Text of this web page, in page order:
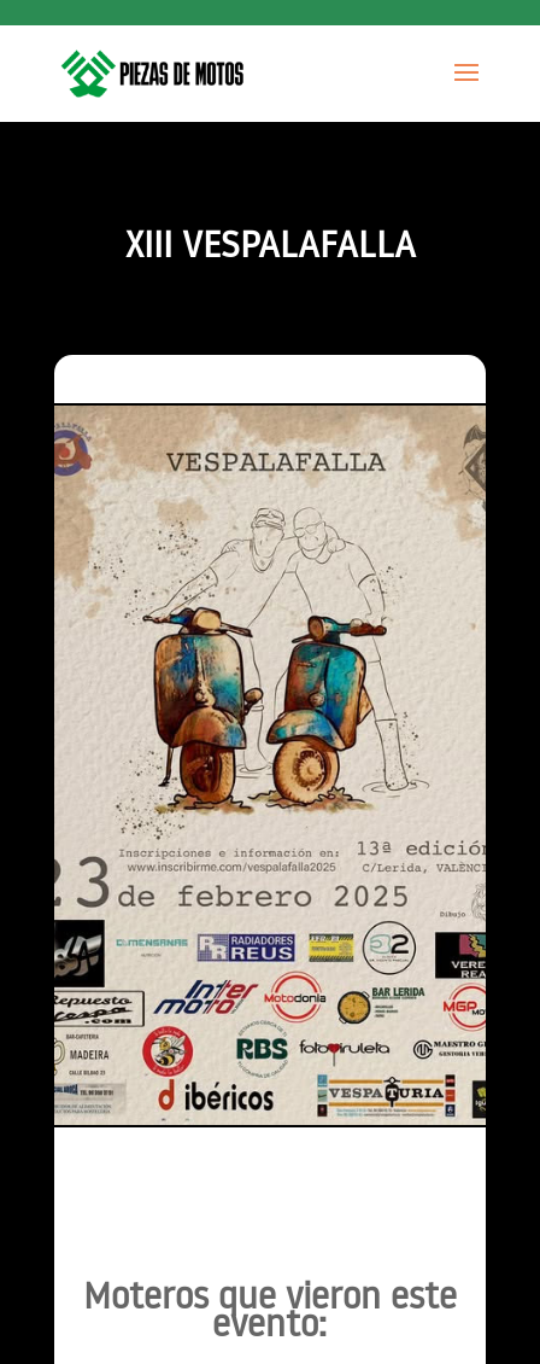
XIII VESPALAFALLA
Moteros que vieron este
evento: